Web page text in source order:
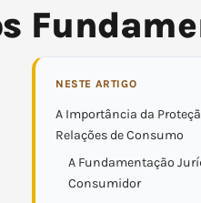
NESTE ARTIGO
A Importância da
Relações de Consumo
A Fundamentação
Consumidor